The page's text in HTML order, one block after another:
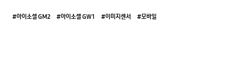
#아이소셀 GM2 #아이소셀 GW1 #이미지센서 #모바일